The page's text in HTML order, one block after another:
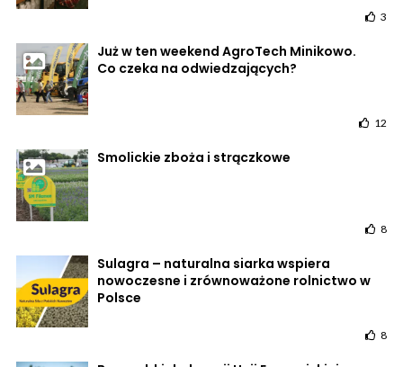
3
Już w ten weekend AgroTech Minikowo.
Co czeka na odwiedzających?
12
Smolickie zboża i strączkowe
8
Sulagra – naturalna siarka wspiera
nowoczesne i zrównoważone rolnictwo w
Polsce
8